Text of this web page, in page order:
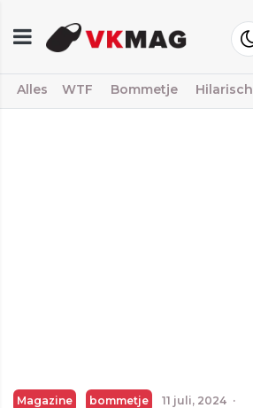
Alles WTF Bommetje Hilarisch
Magazine bommetje 11 juli, 2024 ·